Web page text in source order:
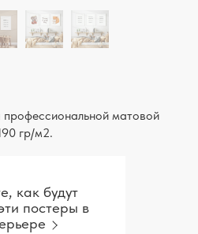
матовой
гр/м2.
как будут
постеры в